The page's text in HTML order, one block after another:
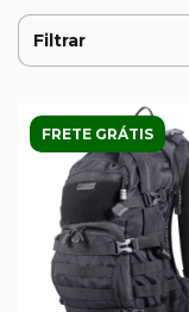
Filtrar
FRETE GRÁTIS